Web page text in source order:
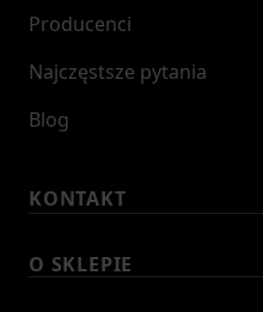
Producenci
Najczęstsze pytania
Blog
KONTAKT
O SKLEPIE